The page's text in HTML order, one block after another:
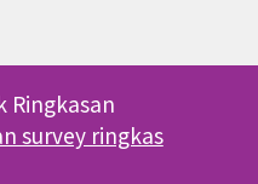
Ringkasan
survey ringkas